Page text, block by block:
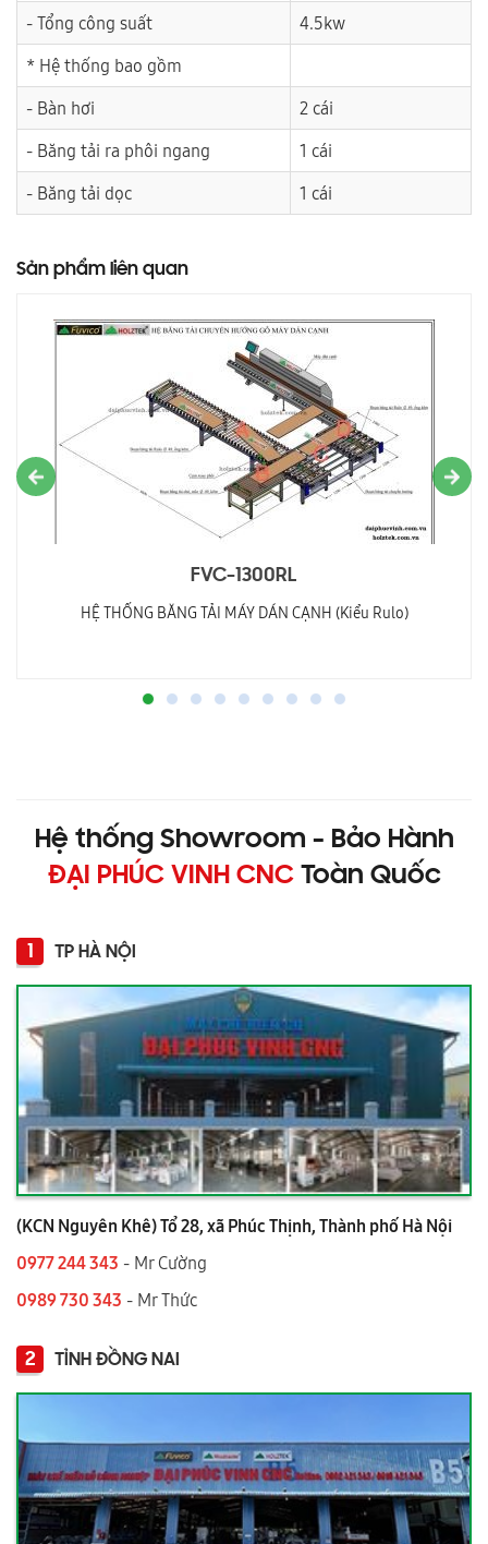
- Tổng công suất
4.5kw
* Hệ thống bao gồm
- Bàn hơi
2 cái
- Băng tải ra phôi ngang
1 cái
- Băng tải dọc
1 cái
Sản phẩm liên quan
FVC-1300RL
HỆ THỐNG BĂNG TẢI MÁY DÁN CẠNH (Kiểu Rulo)
Hệ thống Showroom - Bảo Hành
ĐẠI PHÚC VINH CNCToàn Quốc
1 TP HÀ NỘI
(KCN Nguyên Khê) Tổ 28, xã Phúc Thịnh, Thành phố Hà Nội
0977 244 343 - Mr Cường
0989 730 343 - Mr Thức
2 TỈNH ĐỒNG NAI